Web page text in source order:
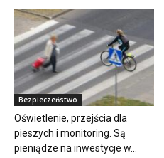
Bezpieczeństwo
Oświetlenie, przejścia dla
pieszych i monitoring. Są
pieniądze na inwestycje w...